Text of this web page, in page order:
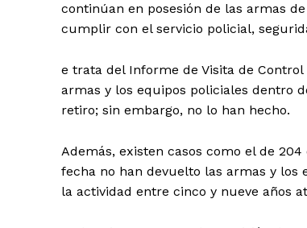
continúan en posesión de las armas
cumplir con el servicio policial,
e trata del Informe de Visita de Control
armas y los equipos policiales dentro
retiro; sin embargo, no lo han hecho.
Además, existen casos como el de
fecha no han devuelto las armas y los
la actividad entre cinco y nueve años